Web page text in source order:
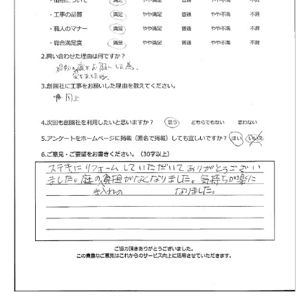
ご依頼の流れ
お客様の声
新着情報
お問合せ